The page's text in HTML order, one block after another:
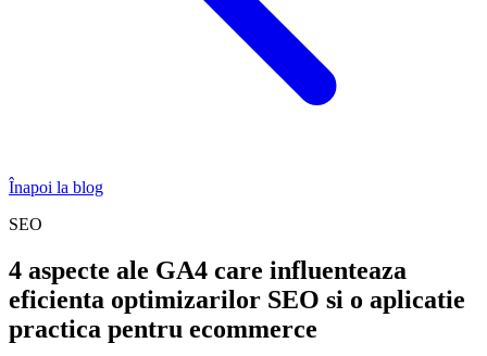
Înapoi la blog
SEO
4 aspecte ale GA4 care influenteaza
eficienta optimizarilor SEO si o aplicatie
practica pentru ecommerce